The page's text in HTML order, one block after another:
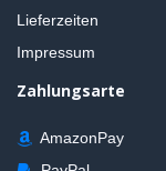
Lieferzeiten
Impressum
Zahlungsarte
AmazonPay